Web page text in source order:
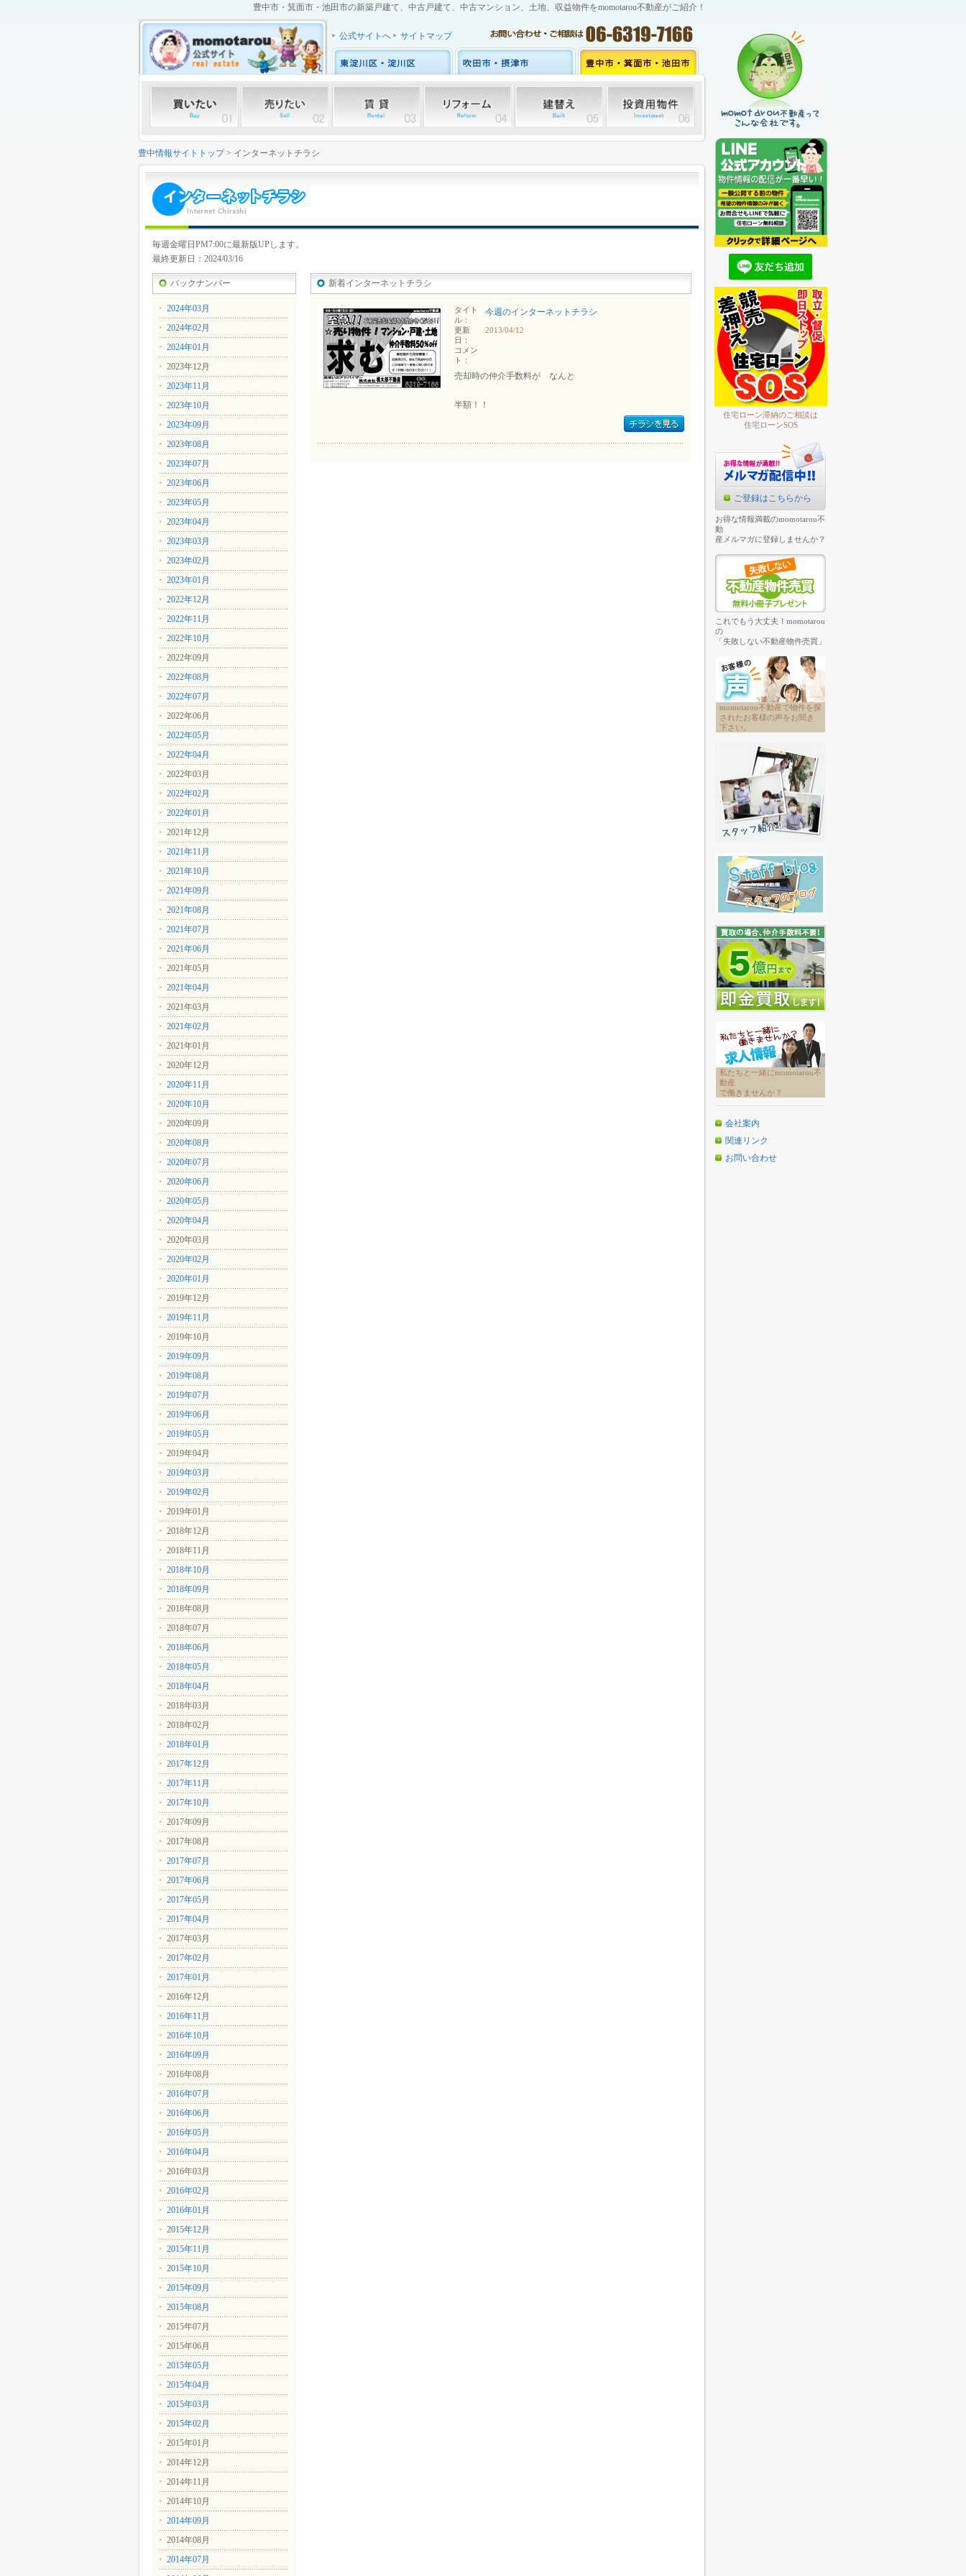
豊中市・箕面市・池田市の新築戸建て、中古戸建て、中古マンション、土地、収益物件をmomotarou不動産がご紹介！
公式サイトへ サイトマップ
豊中情報サイトトップ> インターネットチラシ
毎週金曜日PM7:00に最新版UPします。
最終更新日：2024/03/16
バックナンバー
2024年03月
2024年02月
2024年01月
2023年12月
2023年11月
2023年10月
2023年09月
2023年08月
2023年07月
2023年06月
2023年05月
2023年04月
2023年03月
2023年02月
2023年01月
2022年12月
2022年11月
2022年10月
2022年09月
2022年08月
2022年07月
2022年06月
2022年05月
2022年04月
2022年03月
2022年02月
2022年01月
2021年12月
2021年11月
2021年10月
2021年09月
2021年08月
2021年07月
2021年06月
2021年05月
2021年04月
2021年03月
2021年02月
2021年01月
2020年12月
2020年11月
2020年10月
2020年09月
2020年08月
2020年07月
2020年06月
2020年05月
2020年04月
2020年03月
2020年02月
2020年01月
2019年12月
2019年11月
2019年10月
2019年09月
2019年08月
2019年07月
2019年06月
2019年05月
2019年04月
2019年03月
2019年02月
2019年01月
2018年12月
2018年11月
2018年10月
2018年09月
2018年08月
2018年07月
2018年06月
2018年05月
2018年04月
2018年03月
2018年02月
2018年01月
2017年12月
2017年11月
2017年10月
2017年09月
2017年08月
2017年07月
2017年06月
2017年05月
2017年04月
2017年03月
2017年02月
2017年01月
2016年12月
2016年11月
2016年10月
2016年09月
2016年08月
2016年07月
2016年06月
2016年05月
2016年04月
2016年03月
2016年02月
2016年01月
2015年12月
2015年11月
2015年10月
2015年09月
2015年08月
2015年07月
2015年06月
2015年05月
2015年04月
2015年03月
2015年02月
2015年01月
2014年12月
2014年11月
2014年10月
2014年09月
2014年08月
2014年07月
新着インターネットチラシ
タイト
ル：
今週のインターネットチラシ
更新
日：
2013/04/12
コメン
ト：
売却時の仲介手数料が なんと
半額！！
住宅ローン滞納のご相談は
住宅ローンSOS
ご登録はこちらから
お得な情報満載のmomotarou不
動
産メルマガに登録しませんか？
これでもう大丈夫！momotarou
の
「失敗しない不動産物件売買」
momotarou不動産で物件を探
されたお客様の声をお聞き
下さい。
私たちと一緒にmomotarou不
動産
で働きませんか？
会社案内
関連リンク
お問い合わせ